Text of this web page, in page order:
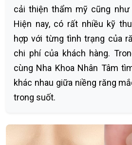
cải thiện thẩm mỹ cũng như
Hiện nay, có rất nhiều kỹ
hợp với từng tình trạng của
chi phí của khách hàng.
cùng Nha Khoa Nhân Tâm
khác nhau giữa niềng răng
trong suốt.